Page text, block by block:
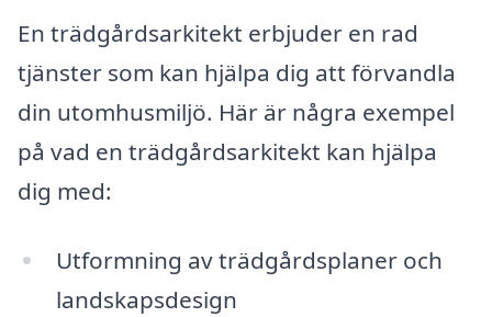
En trädgårdsarkitekt erbjuder en rad
tjänster som kan hjälpa dig att förvandla
din utomhusmiljö. Här är några exempel
på vad en trädgårdsarkitekt kan hjälpa
dig med:
Utformning av trädgårdsplaner och
landskapsdesign